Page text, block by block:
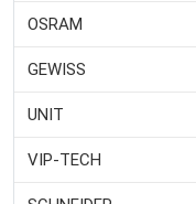
OSRAM
GEWISS
UNIT
VIP-TECH